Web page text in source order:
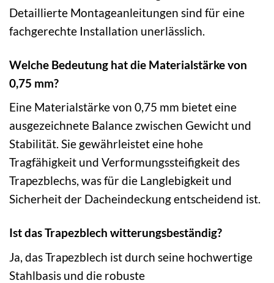
Detaillierte Montageanleitungen sind für eine
fachgerechte Installation unerlässlich.
Welche Bedeutung hat die Materialstärke von
0,75 mm?
Eine Materialstärke von 0,75 mm bietet eine
ausgezeichnete Balance zwischen Gewicht und
Stabilität. Sie gewährleistet eine hohe
Tragfähigkeit und Verformungssteifigkeit des
Trapezblechs, was für die Langlebigkeit und
Sicherheit der Dacheindeckung entscheidend ist.
Ist das Trapezblech witterungsbeständig?
Ja, das Trapezblech ist durch seine hochwertige
Stahlbasis und die robuste